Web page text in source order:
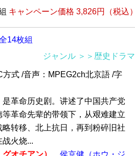
キャンペーン価格 3,826円（税込）
14枚組
ジャンル ＞＞歴史ドラマ
方式 /音声：MPEG2ch北京語 /字
是革命历史剧。讲述了中国共产党
革命先辈的带领下，从艰难建立
转移、北上抗日，再到粉碎旧社
火烧...